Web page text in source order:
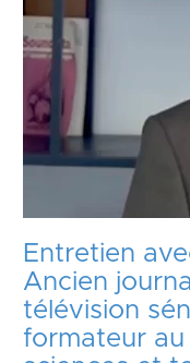
Entretien
Ancien
télévision
formateur au